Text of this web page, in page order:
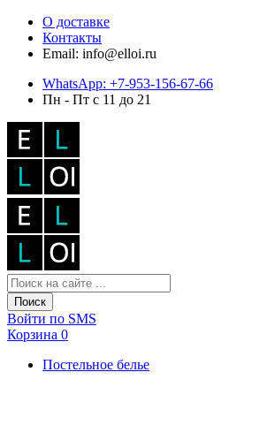
О доставке
Контакты
Email: info@elloi.ru
WhatsApp: +7-953-156-67-66
Пн - Пт с 11 до 21
Поиск
Войти по SMS
Корзина 0
Постельное белье